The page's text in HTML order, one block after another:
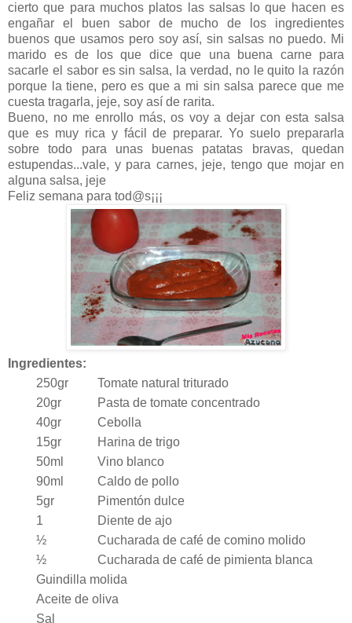
cierto que para muchos platos las salsas lo que hacen es
engañar el buen sabor de mucho de los ingredientes
buenos que usamos pero soy así, sin salsas no puedo. Mi
marido es de los que dice que una buena carne para
sacarle el sabor es sin salsa, la verdad, no le quito la razón
porque la tiene, pero es que a mi sin salsa parece que me
cuesta tragarla, jeje, soy así de rarita.
Bueno, no me enrollo más, os voy a dejar con esta salsa
que es muy rica y fácil de preparar. Yo suelo prepararla
sobre todo para unas buenas patatas bravas, quedan
estupendas...vale, y para carnes, jeje, tengo que mojar en
alguna salsa, jeje
Feliz semana para tod@s¡¡¡
Ingredientes:
250gr
Tomate natural triturado
20gr
Pasta de tomate concentrado
40gr
Cebolla
15gr
Harina de trigo
50ml
Vino blanco
90ml
Caldo de pollo
5gr
Pimentón dulce
1
Diente de ajo
½
Cucharada de café de comino molido
½
Cucharada de café de pimienta blanca
Guindilla molida
Aceite de oliva
Sal